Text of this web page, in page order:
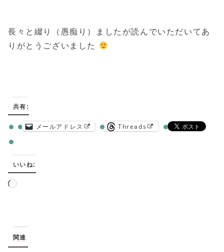
長々と綴り（愚痴り）ましたが読んでいただいてあ
りがとうございました
共有:
メールアドレス Threads
いいね:
読
中…
関連